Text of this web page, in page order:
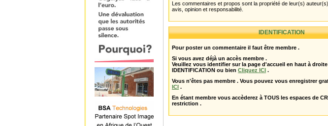
Les commentaires et propos sont la propriété de leur(s)
avis, opinion et responsabilité.
IDENTIFICATION
Pour poster un commentaire il faut être membre .
Si vous avez déjà un accès membre .
Veuillez vous identifier sur la page d'accueil en haut à
IDENTIFICATION ou bien Cliquez ICI .
Vous n'êtes pas membre . Vous pouvez vous enregistrer
ICI .
En étant membre vous accèderez à TOUS les espaces de
restriction .